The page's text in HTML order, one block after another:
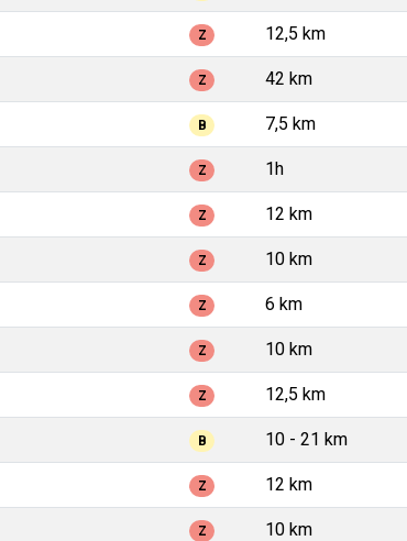
Z 12,5 km
Z 42 km
B 7,5 km
Z 1h
Z 12 km
Z 10 km
Z 6 km
Z 10 km
Z 12,5 km
B 10 - 21 km
Z 12 km
Z 10 km